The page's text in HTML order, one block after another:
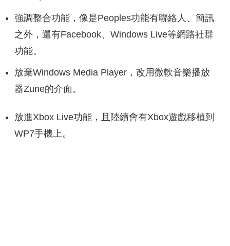
強調整合功能，像是Peoples功能有聯絡人、簡訊
之外，還有Facebook、Windows Live等網路社群
功能。
放棄Windows Media Player，改用微軟音樂播放
器Zune的介面。
放進Xbox Live功能，且陸續會有Xbox遊戲移植到
WP7手機上。